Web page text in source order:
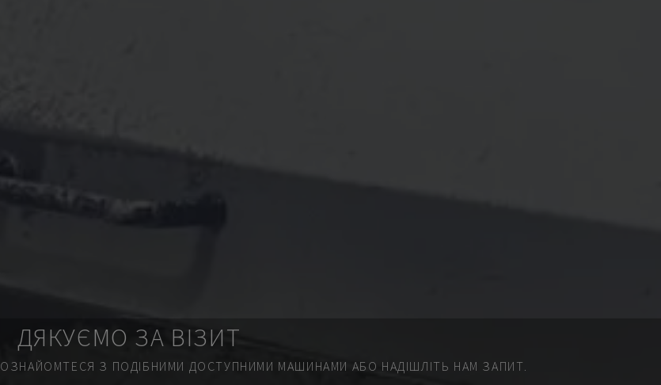
ДЯКУЄМО ЗА ВІЗИТ
ОЗНАЙОМТЕСЯ З ПОДІБНИМИ ДОСТУПНИМИ МАШИНАМИ АБО НАДІШЛІТЬ НАМ ЗАПИТ.